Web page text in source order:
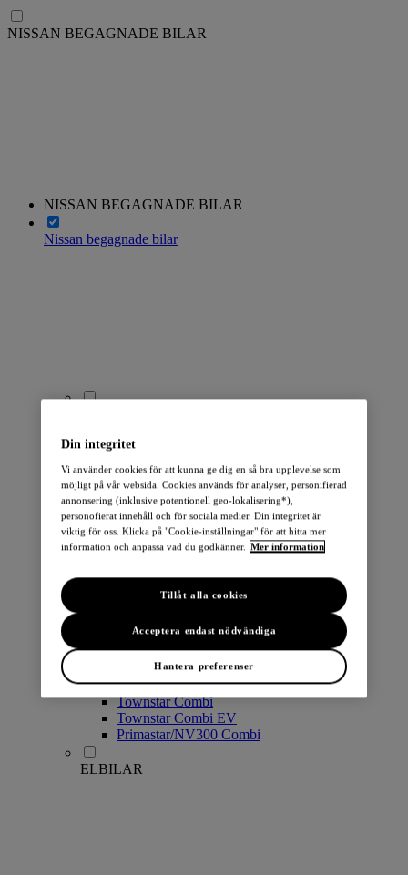
NISSAN BEGAGNADE BILAR
NISSAN BEGAGNADE BILAR
Nissan begagnade bilar
Qashqai
LEAF
ARIYA
X-Trail
Townstar Combi
Townstar Combi EV
Primastar/NV300 Combi
ELBILAR
Din integritet
Vi använder cookies för att kunna ge dig en så bra upplevelse som
möjligt på vår websida. Cookies används för analyser, personifierad
annonsering (inklusive potentionell geo-lokalisering*),
personofierat innehåll och för sociala medier. Din integritet är
viktig för oss. Klicka på "Cookie-inställningar" för att hitta mer
information och anpassa vad du godkänner. Mer information
Hantera preferenser
Acceptera endast nödvändiga
Tillåt alla cookies